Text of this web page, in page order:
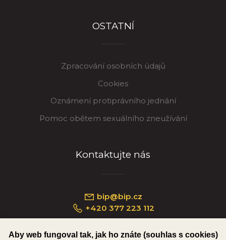
OSTATNÍ
Zpracování osobních údajů
Cookies
Oznámení protiprávního jednání
Pomoc obětem sexuálního zneužívání
Kontaktujte nás
bip@bip.cz
+420 377 223 112
Aby web fungoval tak, jak ho znáte (souhlas s cookies)